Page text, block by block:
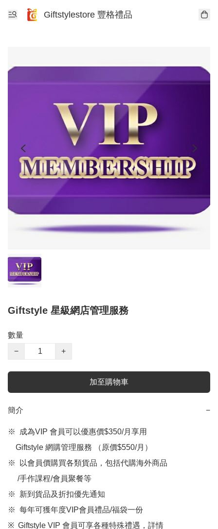
Giftstylestore 豐格禮品
Giftstyle 星級網店管理服務
數量
−
+
加至購物車
簡介 −
※  成為VIP 會員可以優惠價$350/月享用
※  以會員價購買各類貨品，包括代購海外商品
※  新到貨品及折扣優先通知
※  每年可獲年度VIP會員禮品/福袋一份
※  Giftstyle VIP 會員可享各種特殊禮遇，詳情